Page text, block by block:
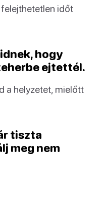
időt
hogy
ejtettél.
a helyzetet, mielőtt
tiszta
meg nem